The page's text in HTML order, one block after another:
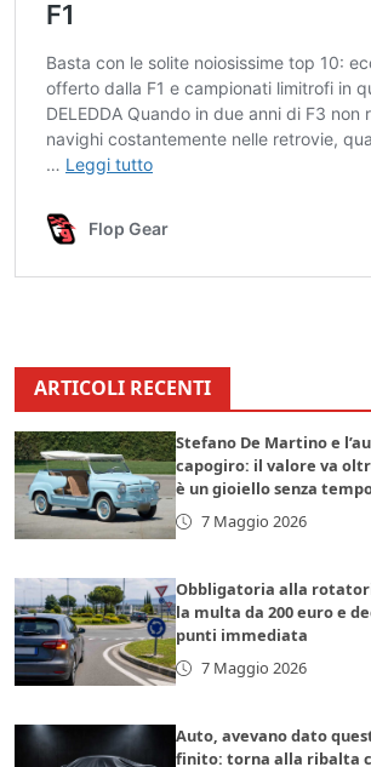
ARTICOLI RECENTI
Stefano De Martino e
capogiro: il valore va
è un gioiello senza
7 Maggio 2026
Obbligatoria alla
la multa da 200 euro e
punti immediata
7 Maggio 2026
Auto, avevano dato
finito: torna alla ribalta